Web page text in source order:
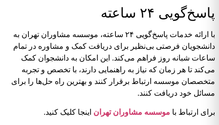
پاسخ‌گویی ۲۴ ساعته
با ارائه خدمات پاسخ‌گویی ۲۴ ساعته، موسسه مشاوران تهران به
دانشجویان فرصتی بی‌نظیر برای دریافت کمک و مشاوره در تمام
ساعات شبانه روز فراهم می‌کند. این امکان به دانشجوان کمک
می‌کند تا هر زمان که نیاز به راهنمایی دارند، با تخصص و تجربه
متخصصان موسسه ارتباط برقرار کنند و بهترین راه حل‌ها را برای
مسائل خود دریافت کنند.
برای ارتباط با موسسه مشاوران تهران اینجا کلیک کنید.